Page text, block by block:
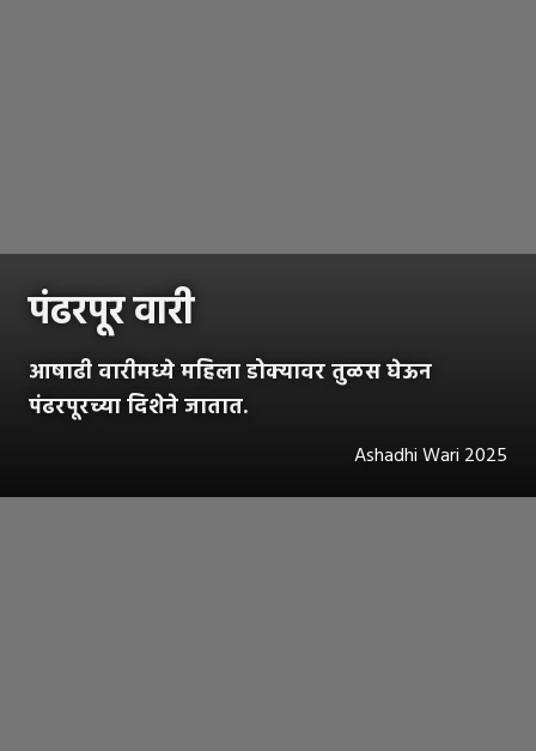
पंढरपूर वारी
आषाढी वारीमध्ये महिला डोक्यावर तुळस घेऊन
पंढरपूरच्या दिशेने जातात.
Ashadhi Wari 2025